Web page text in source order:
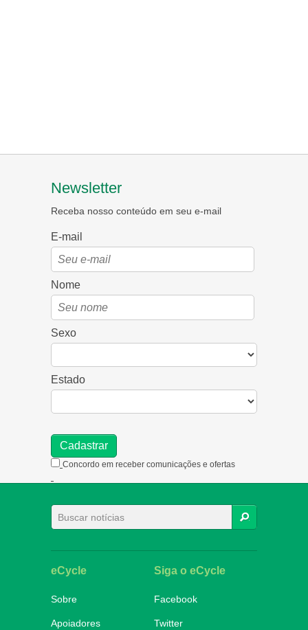
Newsletter
Receba nosso conteúdo em seu e-mail
E-mail
Nome
Sexo
Estado
Concordo em receber comunicações e ofertas
eCycle
Sobre
Apoiadores
Siga o eCycle
Facebook
Twitter